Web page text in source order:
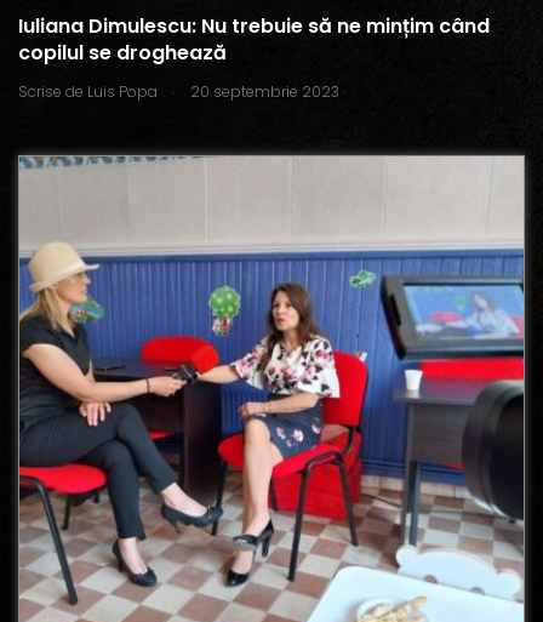
Iuliana Dimulescu: Nu trebuie să ne mințim când
copilul se droghează
Scrise de Luis Popa . 20 septembrie 2023